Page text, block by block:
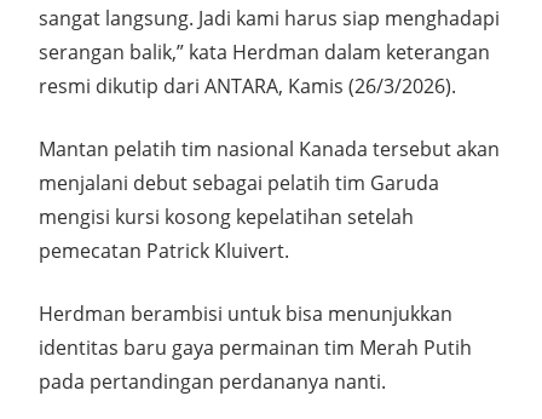
sangat langsung. Jadi kami harus siap menghadapi
serangan balik,” kata Herdman dalam keterangan
resmi dikutip dari ANTARA, Kamis (26/3/2026).
Mantan pelatih tim nasional Kanada tersebut akan
menjalani debut sebagai pelatih tim Garuda
mengisi kursi kosong kepelatihan setelah
pemecatan Patrick Kluivert.
Herdman berambisi untuk bisa menunjukkan
identitas baru gaya permainan tim Merah Putih
pada pertandingan perdananya nanti.